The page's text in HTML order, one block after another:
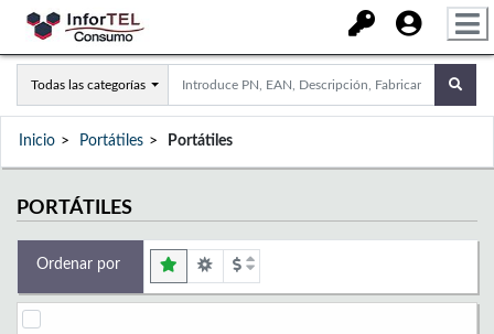
Todas las categorías
Inicio Portátiles Portátiles
PORTÁTILES
Ordenar por